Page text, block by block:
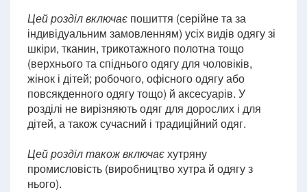
Цей розділ включає пошиття (серійне та за
індивідуальним замовленням) усіх видів одягу зі
шкіри, тканин, трикотажного полотна тощо
(верхнього та спіднього одягу для чоловіків,
жінок і дітей; робочого, офісного одягу або
повсякденного одягу тощо) й аксесуарів. У
розділі не вирізняють одяг для дорослих і для
дітей, а також сучасний і традиційний одяг.
Цей розділ також включаєхутряну
промисловість (виробництво хутра й одягу з
нього).